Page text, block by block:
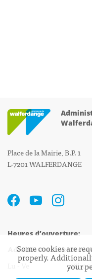
Place de la Mairie, B.P. 1
L-7201 WALFERDANGE
Heures d’ouverture:
Administration
Lu - Ve 08h00 -
Some cookies are
properly.
your